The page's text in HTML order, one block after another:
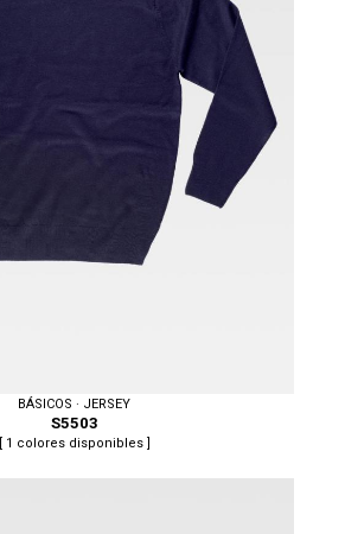
BÁSICOS · JERSEY
S5503
[ 1 colores disponibles ]